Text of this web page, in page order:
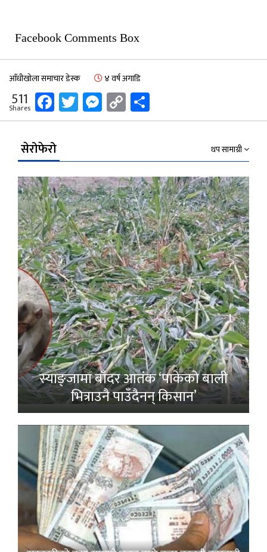
Facebook Comments Box
आँधीखोला समाचार डेस्क ४ वर्ष अगाडि
511
Shares Facebook
Twitter
Messenger
Copy
Link
सेरोफेरो थप सामाग्री
स्याङ्जामा बाँदर आतंक ‘पाकेको बाली
भित्राउनै पाउँदैनन् किसान’